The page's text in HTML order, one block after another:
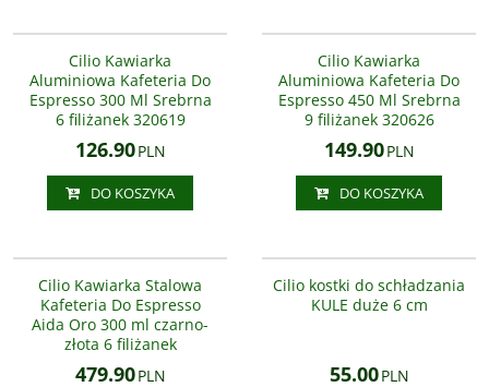
Klasyczna, aluminiowa kafeteria
ciśnieniowa do przygotowywania
wspaniałego, domowego espresso.
Wystarczy 5 kroków: odkręć dolny
zbiornik kafeterii wyciągnij
umieszczone w dolnej ...
Cilio Kawiarka
Aluminiowa Kafeteria Do
Espresso 300 Ml Srebrna
6 filiżanek 320619
126.90PLN
DO KOSZYKA
Klasyczna, aluminiowa kafetiera
ciśnieniowa do przygotowywania
espresso. Wystarczy 5 kroków:
odkręć dolny zbiornik kafetierki
wyciągnij umieszczone w dolnej
części sitko napełnij ...
Cilio Kawiarka
Aluminiowa Kafeteria Do
Espresso 450 Ml Srebrna
9 filiżanek 320626
149.90PLN
DO KOSZYKA
Klasyczna stalowa kafeteria
ciśnieniowa do przygotowywania
wspaniałego, domowego espresso.
Wystarczy 5 kroków: odkręć dolny
zbiornik kafeterii wyciągnij
umieszczone w dolnej ...
Cilio Kawiarka Stalowa
Kafeteria Do Espresso
Aida Oro 300 ml czarno-
złota 6 filiżanek
479.90PLN
Cilio kostki do schładzania
KULE duże 6 cm
55.00PLN